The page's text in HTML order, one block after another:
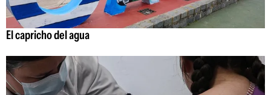
El capricho del agua